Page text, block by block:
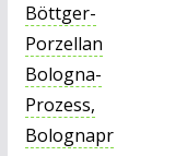
Böttger-
Porzellan
Bologna-
Prozess,
Bolognapr